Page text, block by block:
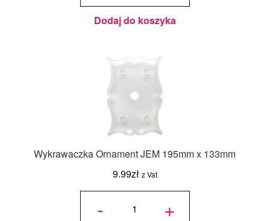
Dodaj do koszyka
Wykrawaczka Ornament JEM 195mm x 133mm
9.99zł z Vat
-
ilość
JEM 195mm
x 133mm +